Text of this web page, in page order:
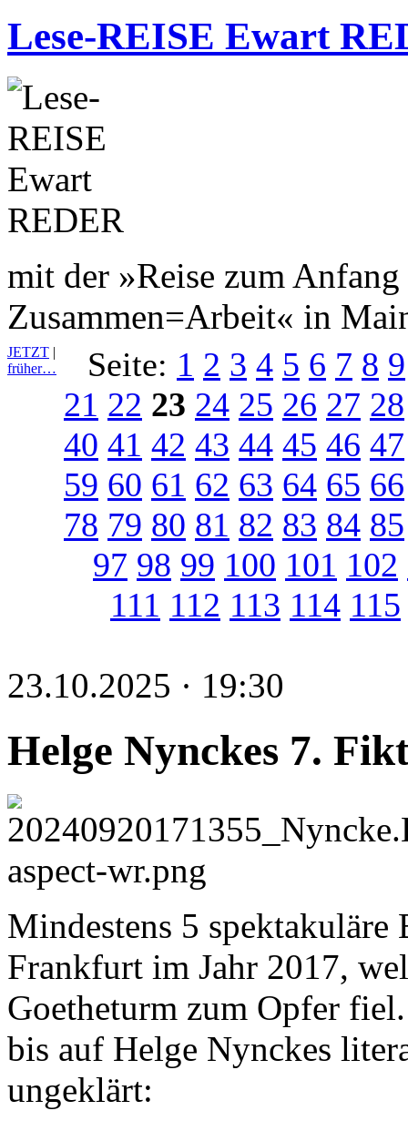
Lese-REISE Ewart
mit der »Reise zum
Zusammen=Arbeit« in
JETZT |
früher…
Seite: 1 2 3 4 5 6 7 8 9
21 22 23 24 25 26 27 28
40 41 42 43 44 45 46 47
59 60 61 62 63 64 65 66
78 79 80 81 82 83 84 85
97 98 99 100 101 102
111 112 113 114 115
23.10.2025 · 19:30
Helge Nynckes 7.
Mindestens 5 spektakuläre
Frankfurt im Jahr 2017,
Goetheturm zum Opfer
bis auf Helge Nynckes
ungeklärt: